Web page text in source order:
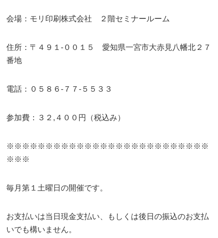
会場：モリ印刷株式会社 ２階セミナールーム
住所：〒４９１-００１５ 愛知県一宮市大赤見八幡北２７
番地
電話：０５８６-７７-５５３３
参加費：３２,４００円（税込み）
※※※※※※※※※※※※※※※※※※※※※※※※※※
※※※
毎月第１土曜日の開催です。
お支払いは当日現金支払い、もしくは後日の振込のお支払
いでも構いません。